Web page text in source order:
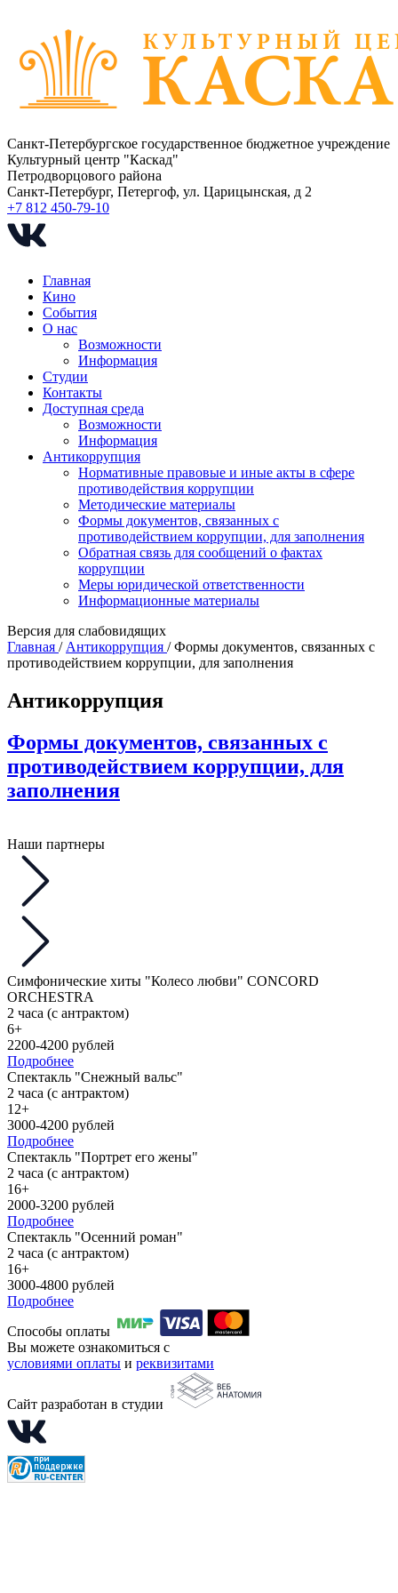
Санкт-Петербургское государственное бюджетное учреждение
Культурный центр "Каскад"
Петродворцового района
Санкт-Петербург, Петергоф, ул. Царицынская, д 2
+7 812 450-79-10
Главная
Кино
События
О нас
Возможности
Информация
Студии
Контакты
Доступная среда
Возможности
Информация
Антикоррупция
Нормативные правовые и иные акты в сфере
противодействия коррупции
Методические материалы
Формы документов, связанных с
противодействием коррупции, для заполнения
Обратная связь для сообщений о фактах
коррупции
Меры юридической ответственности
Информационные материалы
Версия для слабовидящих
Главная / Антикоррупция /Формы документов, связанных с
противодействием коррупции, для заполнения
Антикоррупция
Формы документов, связанных с
противодействием коррупции, для
заполнения
Наши партнеры
Симфонические хиты "Колесо любви" CONCORD
ORCHESTRA
2 часа (с антрактом)
6+
2200-4200 рублей
Подробнее
Спектакль "Снежный вальс"
2 часа (с антрактом)
12+
3000-4200 рублей
Подробнее
Спектакль "Портрет его жены"
2 часа (с антрактом)
16+
2000-3200 рублей
Подробнее
Спектакль "Осенний роман"
2 часа (с антрактом)
16+
3000-4800 рублей
Подробнее
Способы оплаты
Вы можете ознакомиться с
условиями оплаты и реквизитами
Сайт разработан в студии